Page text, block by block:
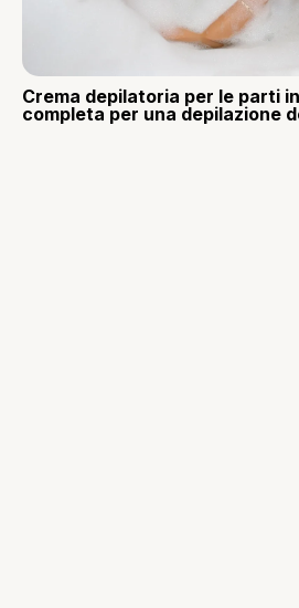
Crema depilatoria per le parti
completa per una depilazione